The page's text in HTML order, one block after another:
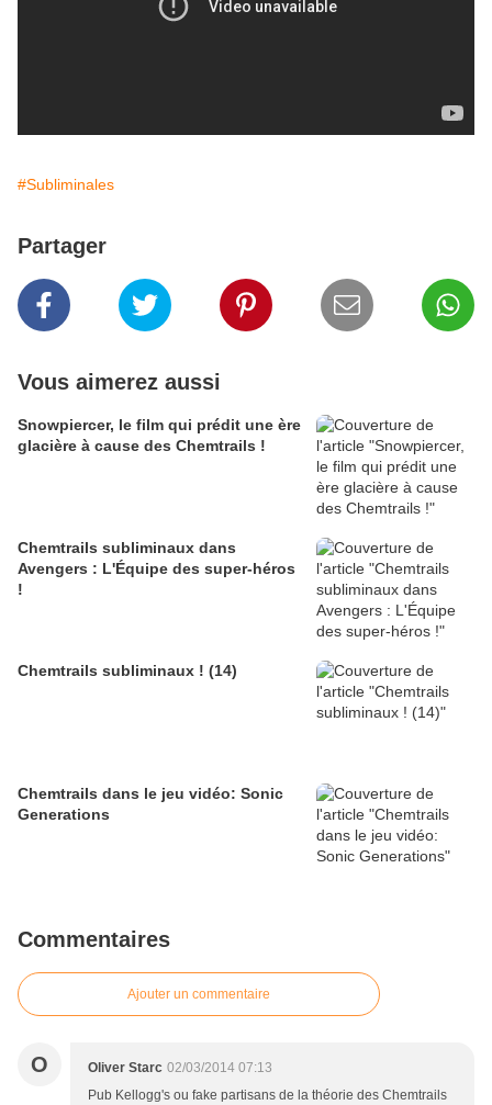
#Subliminales
Partager
Vous aimerez aussi
Snowpiercer, le film qui prédit une ère
glacière à cause des Chemtrails !
Chemtrails subliminaux dans
Avengers : L'Équipe des super-héros
!
Chemtrails subliminaux ! (14)
Chemtrails dans le jeu vidéo: Sonic
Generations
Commentaires
Ajouter un commentaire
O Oliver Starc 02/03/2014 07:13
Pub Kellogg's ou fake partisans de la théorie des Chemtrails